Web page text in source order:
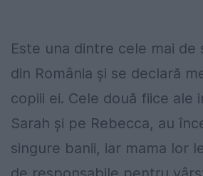
Este una dintre cele mai de
din România și se declară
copiii ei. Cele două fiice ale
Sarah și pe Rebecca, au
singure banii, iar mama lor